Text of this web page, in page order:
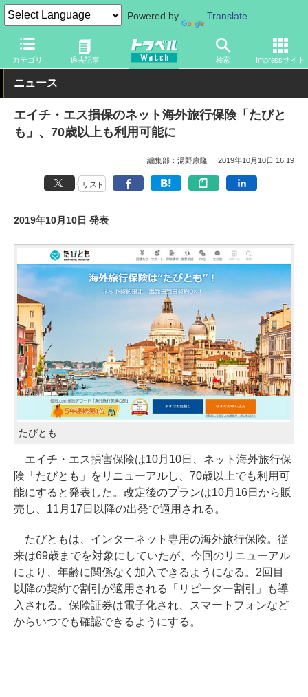
Powered by Translate
カテゴリ 過去記事 検索 Impressサイト
トラベル Watch 旅の情報 その他
ニュース
エイチ・エス損保のネット海外旅行保険「たびと
も」、70歳以上も利用可能に
編集部：湯野康隆 2019年10月10日 16:19
リスト
2019年10月10日 発表
たびとも
エイチ・エス損害保険は10月10日、ネット海外旅行保
険「たびとも」をリニューアルし、70歳以上でも利用可
能にすると発表した。改定後のプランは10月16日から販
売し、11月17日以降の出発で適用される。
たびともは、インターネット専用の海外旅行保険。従
来は69歳までを対象にしていたが、今回のリニューアル
により、年齢に関係なく加入できるようになる。2回目
以降の契約で割引が適用される「リピーター割引」も導
入される。保険証券は電子化され、スマートフォンなど
からいつでも確認できるようにする。